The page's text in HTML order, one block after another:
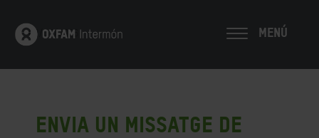
MENÚ
02/07/2026
Envia un missatge de